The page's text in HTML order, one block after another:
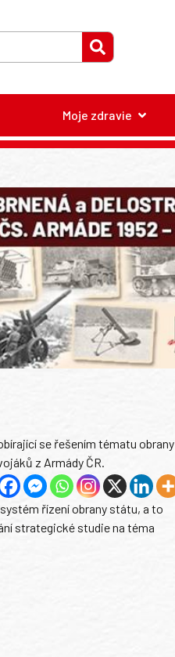
Moje zdravie
se řešením tématu obrany
z Armády ČR.
řízení obrany státu, a to
strategické studie na téma